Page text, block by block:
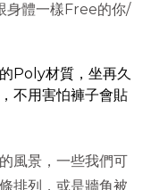
身體一樣Free的你/
Poly材質，坐再久
不用害怕褲子會貼
風景，一些我們可
排列，或是牆角被